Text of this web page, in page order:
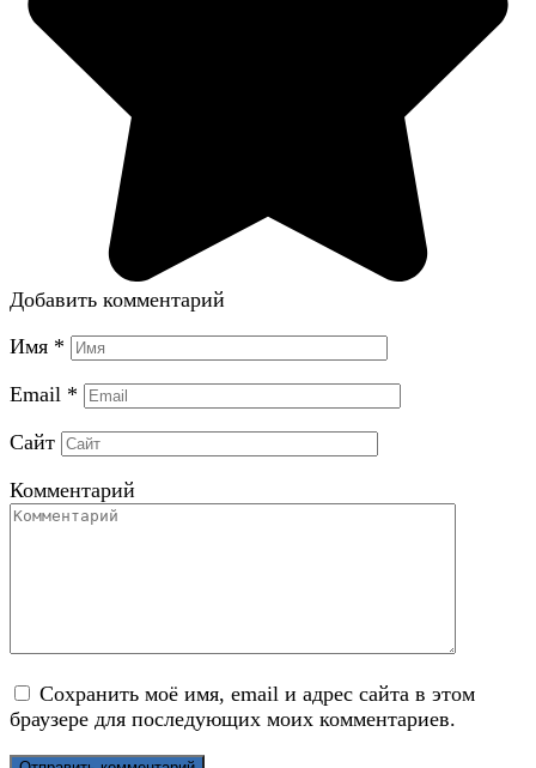
Добавить комментарий
Имя *
Email *
Сайт
Комментарий
Сохранить моё имя, email и адрес сайта в этом
браузере для последующих моих комментариев.